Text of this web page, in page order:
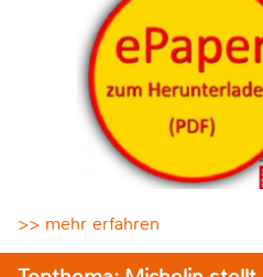
>> mehr erfahren